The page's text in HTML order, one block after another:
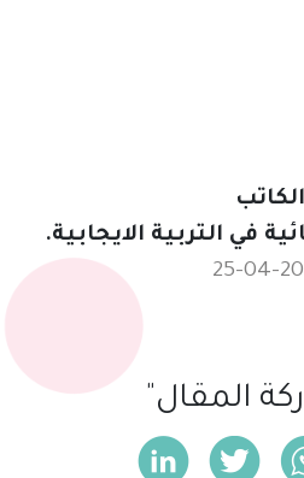
الكاتب
في التربية الايجابية
25-04-